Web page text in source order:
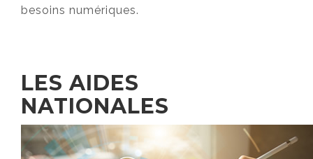
besoins numériques.
LES AIDES
NATIONALES